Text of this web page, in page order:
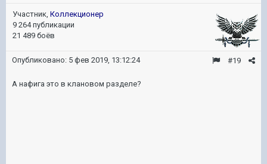
Участник, Коллекционер
9 264 публикации
21 489 боёв
#19
Опубликовано: 5 фев 2019, 13:12:24
А нафига это в клановом разделе?